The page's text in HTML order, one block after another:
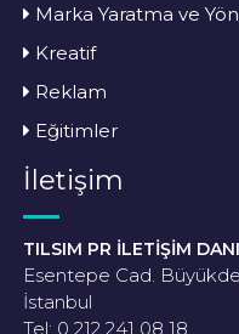
Marka Yaratma ve
Kreatif
Reklam
Eğitimler
İletişim
TILSIM PR İLETİŞİM
Esentepe Cad.
İstanbul
Tel: 0 212 241 08 18